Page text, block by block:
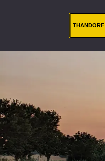
THANDORF